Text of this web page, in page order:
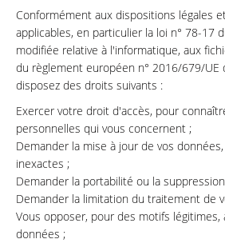
Conformément aux dispositions légales
applicables, en particulier la loi n° 78-17
modifiée relative à l'informatique, aux
du règlement européen n° 2016/679/UE
disposez des droits suivants :
Exercer votre droit d'accès, pour
personnelles qui vous concernent ;
Demander la mise à jour de vos
inexactes ;
Demander la portabilité ou la
Demander la limitation du traitement de
Vous opposer, pour des motifs
données ;